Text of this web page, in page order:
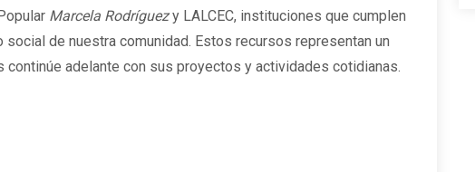
Marcela Rodríguezy LALCEC, instituciones que cumplen
social de nuestra comunidad. Estos recursos representan un
continúe adelante con sus proyectos y actividades cotidianas.